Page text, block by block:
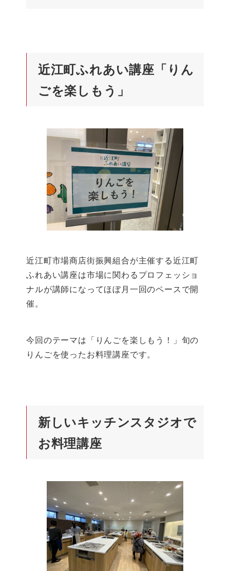
近江町ふれあい講座「りん
ごを楽しもう」
近江町市場商店街振興組合が主催する近江町
ふれあい講座は市場に関わるプロフェッショ
ナルが講師になってほぼ月一回のペースで開
催。
今回のテーマは「りんごを楽しもう！」旬の
りんごを使ったお料理講座です。
新しいキッチンスタジオで
お料理講座